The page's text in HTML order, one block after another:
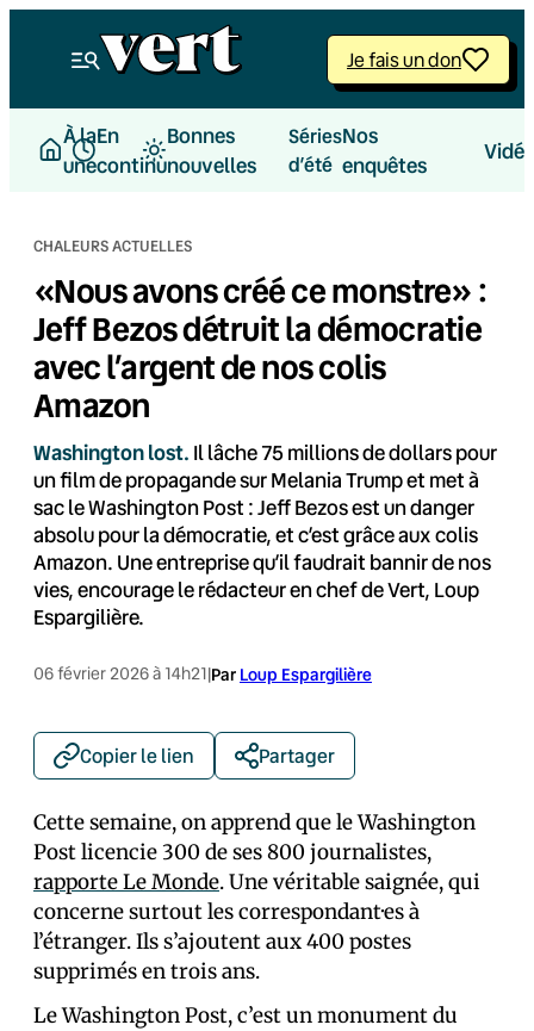
Je fais un don
À la
une
En
continu
Bonnes
nouvelles
Séries
d’été
Nos
enquêtes
CHALEURS ACTUELLES
«Nous avons créé ce monstre» :
Jeff Bezos détruit la démocratie
avec l’argent de nos colis
Amazon
Washington lost. Il lâche 75 millions de dollars pour
un film de propagande sur Melania Trump et met à
sac le Washington Post : Jeff Bezos est un danger
absolu pour la démocratie, et c’est grâce aux colis
Amazon. Une entreprise qu’il faudrait bannir de nos
vies, encourage le rédacteur en chef de Vert, Loup
Espargilière.
06 février 2026 à 14h21|Par Loup Espargilière
Copier le lien Partager
Cette semaine, on apprend que le Washington
Post licencie 300 de ses 800 journalistes,
rapporte Le Monde. Une véritable saignée, qui
concerne surtout les correspondant·es à
l’étranger. Ils s’ajoutent aux 400 postes
supprimés en trois ans.
Le Washington Post, c’est un monument du